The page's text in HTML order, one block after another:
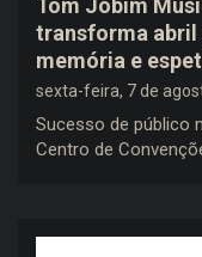
Tom Jobim
transforma abril
memória e
sexta-feira, 7 de
Sucesso de público
Centro de